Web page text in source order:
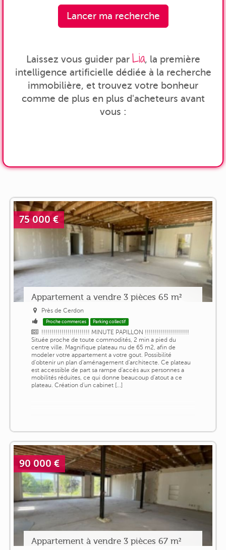
Lancer ma recherche
Laissez vous guider par Lia, la première
intelligence artificielle dédiée à la recherche
immobilière, et trouvez votre bonheur
comme de plus en plus d'acheteurs avant
vous :
75 000 €
Appartement a vendre 3 pièces 65 m²
Près de Cerdon
Proche commerces Parking collectif
!!!!!!!!!!!!!!!!!!!!!!!! MINUTE PAPILLON !!!!!!!!!!!!!!!!!!!!!!
Située proche de toute commodités, 2 min a pied du
centre ville. Magnifique plateau nu de 65 m2, afin de
modeler votre appartement a votre gout. Possibilité
d'obtenir un plan d'aménagement d'architecte. Ce plateau
est accessible de part sa rampe d'accès aux personnes a
mobilités réduites, ce qui donne beaucoup d'atout a ce
plateau. Création d'un cabinet [...]
90 000 €
Appartement à vendre 3 pièces 67 m²